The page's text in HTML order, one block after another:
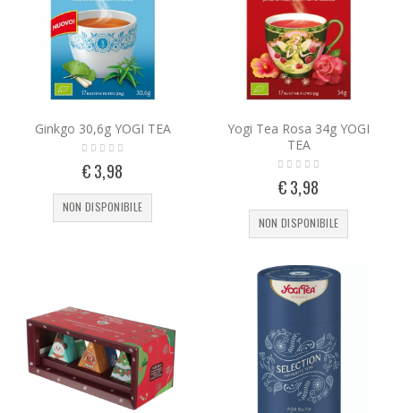
Ginkgo 30,6g YOGI TEA
€ 3,98
NON DISPONIBILE
Yogi Tea Rosa 34g YOGI
TEA
€ 3,98
NON DISPONIBILE